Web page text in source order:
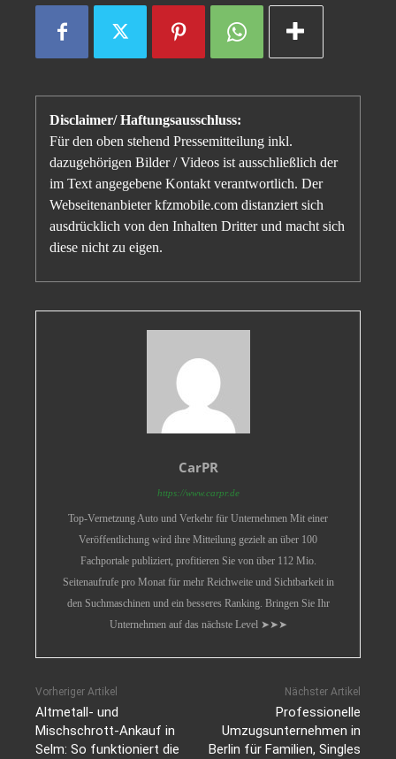
Disclaimer/ Haftungsausschluss:
Für den oben stehend Pressemitteilung inkl.
dazugehörigen Bilder / Videos ist ausschließlich der
im Text angegebene Kontakt verantwortlich. Der
Webseitenanbieter kfzmobile.com distanziert sich
ausdrücklich von den Inhalten Dritter und macht sich
diese nicht zu eigen.
CarPR
https://www.carpr.de
Top-Vernetzung Auto und Verkehr für Unternehmen Mit einer
Veröffentlichung wird ihre Mitteilung gezielt an über 100
Fachportale publiziert, profitieren Sie von über 112 Mio.
Seitenaufrufe pro Monat für mehr Reichweite und Sichtbarkeit in
den Suchmaschinen und ein besseres Ranking. Bringen Sie Ihr
Unternehmen auf das nächste Level ➤➤➤
Vorheriger Artikel
Altmetall- und
Mischschrott-Ankauf in
Selm: So funktioniert die
Nächster Artikel
Professionelle
Umzugsunternehmen in
Berlin für Familien, Singles